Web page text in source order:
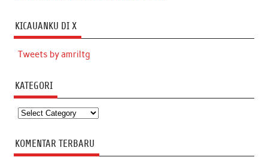
KICAUANKU DI X
Tweets by amriltg
KATEGORI
Kategori
KOMENTAR TERBARU